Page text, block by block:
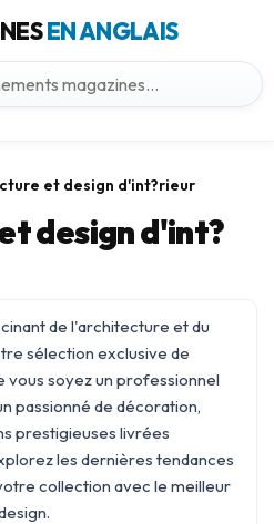
EN ANGLAIS
et design d'int?rieur
design d'int?
de l'architecture et du
sélection exclusive de
vous soyez un professionnel
passionné de décoration,
prestigieuses livrées
les dernières tendances
collection avec le meilleur
.